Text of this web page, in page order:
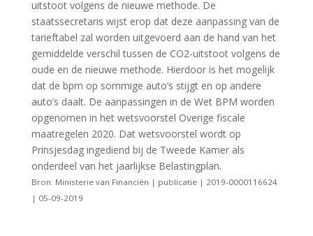
uitstoot volgens de nieuwe methode. De
staatssecretaris wijst erop dat deze aanpassing van de
tarieftabel zal worden uitgevoerd aan de hand van het
gemiddelde verschil tussen de CO2-uitstoot volgens de
oude en de nieuwe methode. Hierdoor is het mogelijk
dat de bpm op sommige auto’s stijgt en op andere
auto’s daalt. De aanpassingen in de Wet BPM worden
opgenomen in het wetsvoorstel Overige fiscale
maatregelen 2020. Dat wetsvoorstel wordt op
Prinsjesdag ingediend bij de Tweede Kamer als
onderdeel van het jaarlijkse Belastingplan.
Bron: Ministerie van Financiën | publicatie | 2019-0000116624
| 05-09-2019